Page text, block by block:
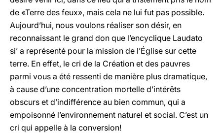
de «Terre des feux», mais cela ne lui fut pas possible.
Aujourd’hui, nous voulons réaliser son désir, en
reconnaissant le grand don que l’encyclique Laudato
si’ a représenté pour la mission de l’Église sur cette
terre. En effet, le cri de la Création et des pauvres
parmi vous a été ressenti de manière plus dramatique,
à cause d’une concentration mortelle d’intérêts
obscurs et d’indifférence au bien commun, qui a
empoisonné l’environnement naturel et social. C’est un
cri qui appelle à la conversion!